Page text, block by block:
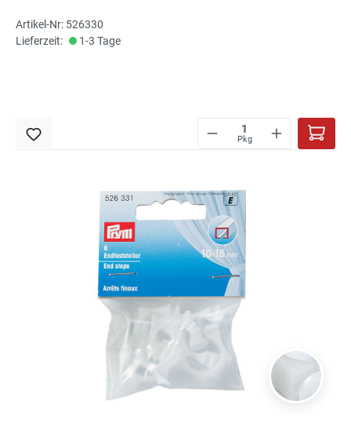
Artikel-Nr: 526330
Lieferzeit:
1-3 Tage
Pkg